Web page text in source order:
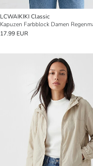
LCWAIKIKI Classic
Kapuzen Farbblock Damen
17.99 EUR